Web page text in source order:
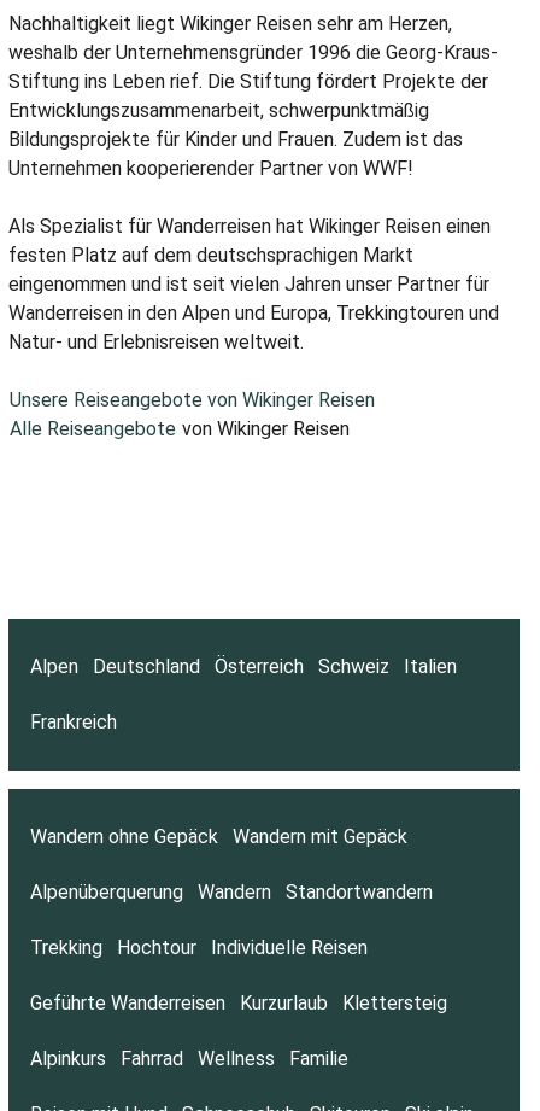
Nachhaltigkeit liegt Wikinger Reisen sehr am Herzen,
weshalb der Unternehmensgründer 1996 die Georg-Kraus-
Stiftung ins Leben rief. Die Stiftung fördert Projekte der
Entwicklungszusammenarbeit, schwerpunktmäßig
Bildungsprojekte für Kinder und Frauen. Zudem ist das
Unternehmen kooperierender Partner von WWF!
Als Spezialist für Wanderreisen hat Wikinger Reisen einen
festen Platz auf dem deutschsprachigen Markt
eingenommen und ist seit vielen Jahren unser Partner für
Wanderreisen in den Alpen und Europa, Trekkingtouren und
Natur- und Erlebnisreisen weltweit.
Unsere Reiseangebote von Wikinger Reisen
Alle Reiseangebote von Wikinger Reisen
Alpen Deutschland Österreich Schweiz Italien
Frankreich
Wandern ohne Gepäck Wandern mit Gepäck
Alpenüberquerung Wandern Standortwandern
Trekking Hochtour Individuelle Reisen
Geführte Wanderreisen Kurzurlaub Klettersteig
Alpinkurs Fahrrad Wellness Familie